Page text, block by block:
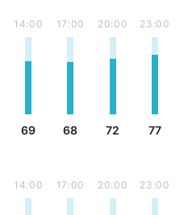
14:00
69
17:00
68
20:00
72
23:00
77
14:00 17:00 20:00 23:00